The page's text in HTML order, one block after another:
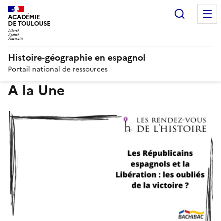
ACADÉMIE
DE TOULOUSE
Histoire-géographie en espagnol
Portail national de ressources
A la Une